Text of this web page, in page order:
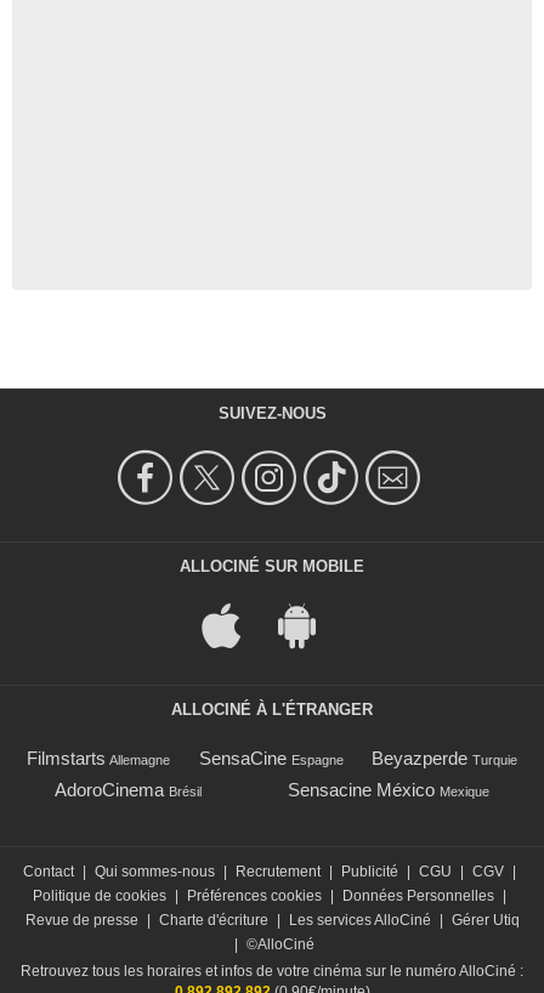
SUIVEZ-NOUS
ALLOCINÉ SUR MOBILE
ALLOCINÉ À L'ÉTRANGER
Filmstarts Allemagne SensaCine Espagne Beyazperde Turquie
AdoroCinema Brésil Sensacine México Mexique
Contact | Qui sommes-nous | Recrutement | Publicité | CGU | CGV |
Politique de cookies | Préférences cookies | Données Personnelles |
Revue de presse
| Charte d'écriture | Les services AlloCiné | Gérer Utiq
| ©AlloCiné
Retrouvez tous les horaires et infos de votre cinéma sur le numéro AlloCiné :